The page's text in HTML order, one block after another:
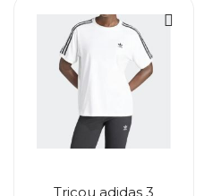
Tricou adidas 3